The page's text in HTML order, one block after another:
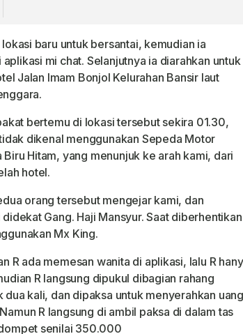
baru untuk bersantai, kemudian ia
mi chat. Selanjutnya ia diarahkan untuk
Jalan Imam Bonjol Kelurahan Bansir laut
bertemu di lokasi tersebut sekira 01.30,
dikenal menggunakan Sepeda Motor
Biru Hitam, yang menunjuk ke arah kami, dari
hotel.
orang tersebut mengejar kami, dan
Gang. Haji Mansyur. Saat diberhentikan
Mx King.
R ada memesan wanita di aplikasi, lalu R
R langsung dipukul dibagian rahang
dua kali, dan dipaksa untuk menyerahkan uang
R langsung di ambil paksa di dalam tas
senilai 350.000